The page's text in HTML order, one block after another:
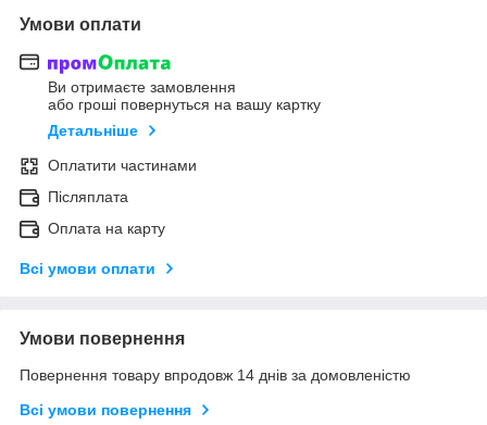
Умови оплати
Ви отримаєте замовлення
або гроші повернуться на вашу картку
Детальніше
Оплатити частинами
Післяплата
Оплата на карту
Всі умови оплати
Умови повернення
Повернення товару впродовж 14 днів за домовленістю
Всі умови повернення